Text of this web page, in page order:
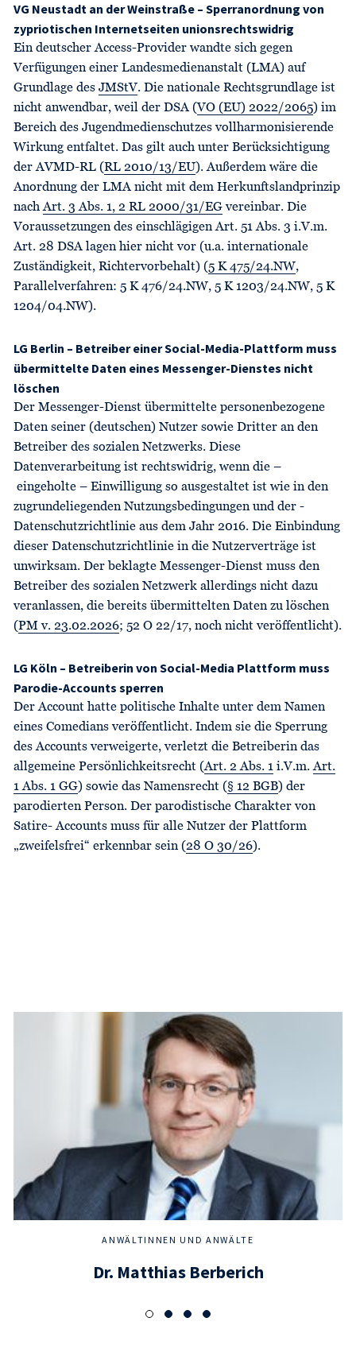
ANWÄLTINNEN UND ANWÄLTE
Dr. Matthias Berberich
VG Neustadt an der Weinstraße – Sperranordnung von
zypriotischen Internetseiten unionsrechtswidrig
Ein deutscher Access-Provider wandte sich gegen
Verfügungen einer Landesmedienanstalt (LMA) auf
Grundlage des JMStV. Die nationale Rechtsgrundlage ist
nicht anwendbar, weil der DSA (VO (EU) 2022/2065) im
Bereich des Jugendmedienschutzes vollharmonisierende
Wirkung entfaltet. Das gilt auch unter Berücksichtigung
der AVMD-RL (RL 2010/13/EU). Außerdem wäre die
Anordnung der LMA nicht mit dem Herkunftslandprinzip
nachArt. 3 Abs. 1, 2 RL 2000/31/EGvereinbar. Die
Voraussetzungen des einschlägigen Art. 51 Abs. 3 i.V.m.
Art. 28 DSA lagen hier nicht vor (u.a. internationale
Zuständigkeit, Richtervorbehalt) (5 K 475/24.NW,
Parallelverfahren: 5 K 476/24.NW, 5 K 1203/24.NW, 5 K
1204/04.NW).
LG Berlin – Betreiber einer Social-Media-Plattform muss
übermittelte Daten eines Messenger-Dienstes nicht
löschen
Der Messenger-Dienst übermittelte personenbezogene
Daten seiner (deutschen) Nutzer sowie Dritter an den
Betreiber des sozialen Netzwerks. Diese
Datenverarbeitung ist rechtswidrig, wenn die –
eingeholte – Einwilligung so ausgestaltet ist wie in den
zugrundeliegenden Nutzungsbedingungen und der -
Datenschutzrichtlinie aus dem Jahr 2016. Die Einbindung
dieser Datenschutzrichtlinie in die Nutzerverträge ist
unwirksam. Der beklagte Messenger-Dienst muss den
Betreiber des sozialen Netzwerk allerdings nicht dazu
veranlassen, die bereits übermittelten Daten zu löschen
(PM v. 23.02.2026; 52 O 22/17, noch nicht veröffentlicht).
LG Köln – Betreiberin von Social-Media Plattform muss
Parodie-Accounts sperren
Der Account hatte politische Inhalte unter dem Namen
eines Comedians veröffentlicht. Indem sie die Sperrung
des Accounts verweigerte, verletzt die Betreiberin das
allgemeine Persönlichkeitsrecht (Art. 2 Abs. 1 i.V.m.Art.
1 Abs. 1 GG) sowie das Namensrecht (§ 12 BGB) der
parodierten Person. Der parodistische Charakter von
Satire- Accounts muss für alle Nutzer der Plattform
„zweifelsfrei“ erkennbar sein (28 O 30/26).